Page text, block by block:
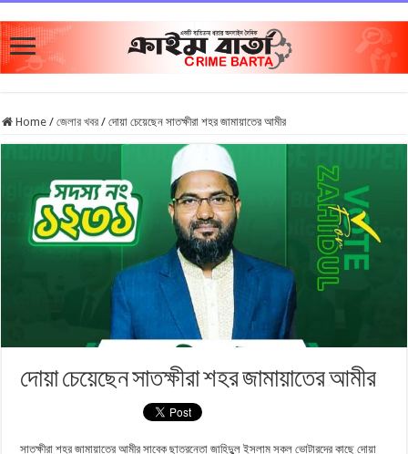
Home / জেলার খবর / দোয়া চেয়েছেন সাতক্ষীরা শহর জামায়াতের আমীর
দোয়া চেয়েছেন সাতক্ষীরা শহর জামায়াতের আমীর
সাতক্ষীরা শহর জামায়াতের আমীর সাবেক ছাত্রনেতা জাহিদু্ুল ইসলাম সকল ভোটারদের কাছে দোয়া